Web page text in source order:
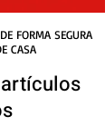
FORMA SEGURA
CASA